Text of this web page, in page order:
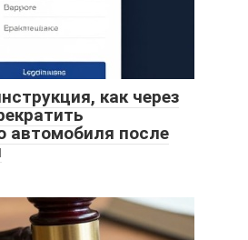
как через
автомобиля после